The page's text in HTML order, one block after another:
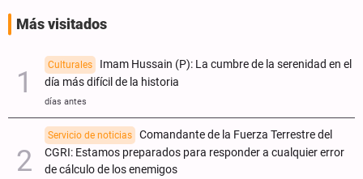
Más visitados
Culturales
Imam Hussain (P): La cumbre de la serenidad en el
día más difícil de la historia
días antes
Servicio de noticias
Comandante de la Fuerza Terrestre del
CGRI: Estamos preparados para responder a cualquier error
de cálculo de los enemigos